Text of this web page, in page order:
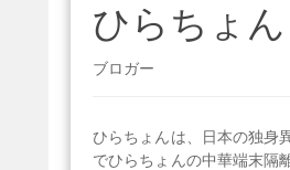
ひらちょん
ブロガー
ひらちょんは、日本の独身
でひらちょんの中華端末隔